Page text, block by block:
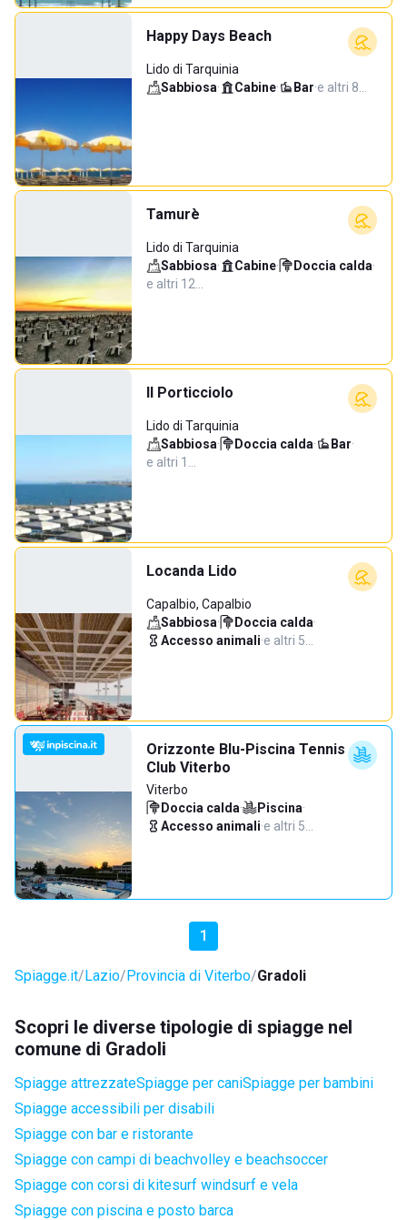
Happy Days Beach
Lido di Tarquinia
Sabbiosa· Cabine· Bar·e altri 8…
Tamurè
Lido di Tarquinia
Sabbiosa· Cabine· Doccia calda·
e altri 12…
Il Porticciolo
Lido di Tarquinia
Sabbiosa· Doccia calda· Bar·
e altri 1…
Locanda Lido
Capalbio, Capalbio
Sabbiosa· Doccia calda·
Accesso animali·e altri 5…
Orizzonte Blu-Piscina Tennis
Club Viterbo
Viterbo
Doccia calda· Piscina·
Accesso animali·e altri 5…
1
Spiagge.it Lazio Provincia di Viterbo Gradoli
Scopri le diverse tipologie di spiagge nel
comune di Gradoli
Spiagge attrezzateSpiagge per caniSpiagge per bambini
Spiagge accessibili per disabili
Spiagge con bar e ristorante
Spiagge con campi di beachvolley e beachsoccer
Spiagge con corsi di kitesurf windsurf e vela
Spiagge con piscina e posto barca